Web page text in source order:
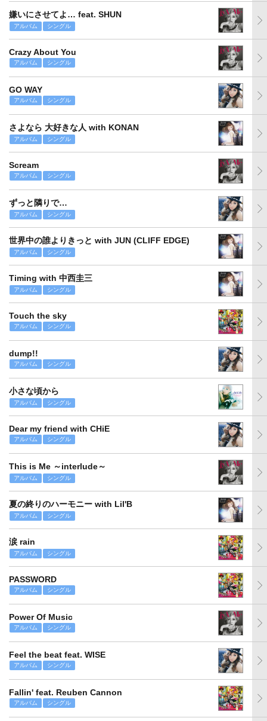
嫌いにさせてよ… feat. SHUN
アルバム シングル
Crazy About You
アルバム シングル
GO WAY
アルバム シングル
さよなら 大好きな人 with KONAN
アルバム シングル
Scream
アルバム シングル
ずっと隣りで…
アルバム シングル
世界中の誰よりきっと with JUN (CLIFF EDGE)
アルバム シングル
Timing with 中西圭三
アルバム シングル
Touch the sky
アルバム シングル
dump!!
アルバム シングル
小さな頃から
アルバム シングル
Dear my friend with CHiE
アルバム シングル
This is Me ～interlude～
アルバム シングル
夏の終りのハーモニー with Lil'B
アルバム シングル
涙 rain
アルバム シングル
PASSWORD
アルバム シングル
Power Of Music
アルバム シングル
Feel the beat feat. WISE
アルバム シングル
Fallin' feat. Reuben Cannon
アルバム シングル